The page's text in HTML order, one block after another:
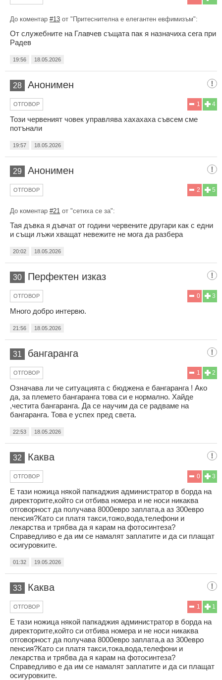
До коментар #13 от "Притеснителна е елегантен евфимизъм":
От служебните на Главчев същата пак я назначиха сега при
Радев
19:56 18.05.2026
28 Анонимен
4
1
ОТГОВОР
Този червеният човек управлява хахахаха съвсем сме
потънали
19:57 18.05.2026
29 Анонимен
5
2
ОТГОВОР
До коментар #21 от "сетиха се за":
Тая дъвка я дъвчат от години червените другари как с едни
и същи лъжи хващат невежите не мога да разбера
20:02 18.05.2026
30 Перфектен изказ
3
0
ОТГОВОР
Много добро интервю.
21:56 18.05.2026
31 бангаранга
2
1
ОТГОВОР
Означава ли че ситуацията с бюджена е бангаранга ! Ако
да, за племето бангаранга това си е нормално. Хайде
,честита бангаранга. Да се научим да се радваме на
бангаранга. Това е успех пред света.
22:53 18.05.2026
32 Каква
3
0
ОТГОВОР
Е тази ножица някой папкаджия администратор в борда на
директорите,който си отбива номера и не носи никаква
отговорност да получава 8000евро заплата,а аз 300евро
пенсия?Като си платя такси,тожо,вода,телефони и
лекарства и трябва да я карам на фотосинтеза?
Справедливо е да им се намалят заплатите и да си плащат
осигуровките.
01:32 19.05.2026
33 Каква
1
1
ОТГОВОР
Е тази ножица някой папкаджия администратор в борда на
директорите,който си отбива номера и не носи никаква
отговорност да получава 8000евро заплата,а аз 300евро
пенсия?Като си платя такси,тока,вода,телефони и
лекарства и трябва да я карам на фотосинтеза?
Справедливо е да им се намалят заплатите и да си плащат
осигуровките.